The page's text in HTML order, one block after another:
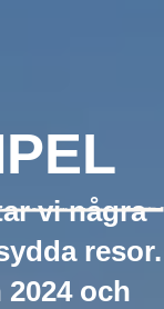
vi några
resor.
och